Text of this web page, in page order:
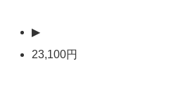
▶
23,100円